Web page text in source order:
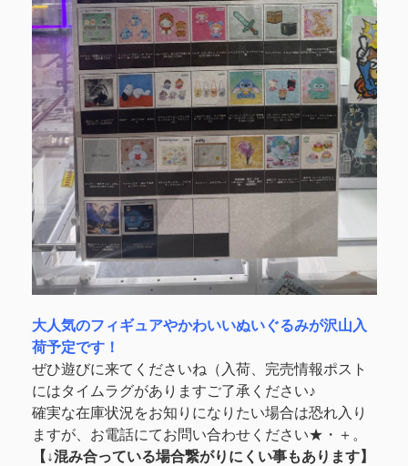
大人気のフィギュアやかわいいぬいぐるみが沢山入
荷予定です！
ぜひ遊びに来てくださいね（入荷、完売情報ポスト
にはタイムラグがありますご了承ください♪
確実な在庫状況をお知りになりたい場合は恐れ入り
ますが、お電話にてお問い合わせください★・＋。
【↓混み合っている場合繋がりにくい事もあります】